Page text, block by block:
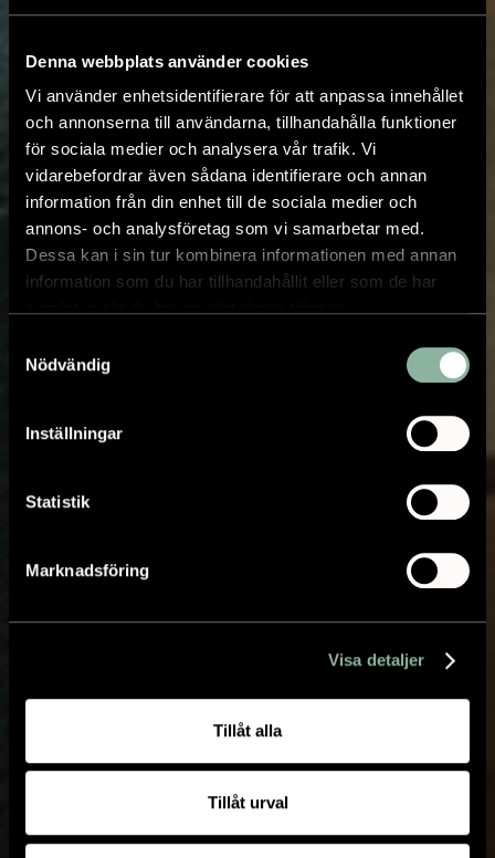
Denna webbplats använder cookies
Vi använder enhetsidentifierare för att anpassa innehållet
och annonserna till användarna, tillhandahålla funktioner
för sociala medier och analysera vår trafik. Vi
vidarebefordrar även sådana identifierare och annan
information från din enhet till de sociala medier och
annons- och analysföretag som vi samarbetar med.
Dessa kan i sin tur kombinera informationen med annan
information som du har tillhandahållit eller som de har
Nödvändig
Inställningar
Statistik
Marknadsföring
Visa detaljer
Tillåt alla
Tillåt urval